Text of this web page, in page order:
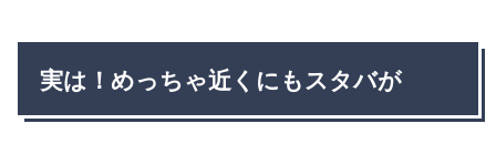
実は！めっちゃ近くにもスタバが